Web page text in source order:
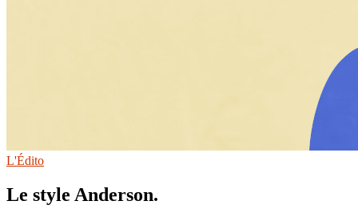
L'Édito
Le style Anderson.